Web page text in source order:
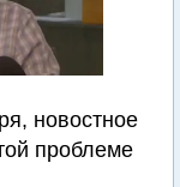
новостное
проблеме